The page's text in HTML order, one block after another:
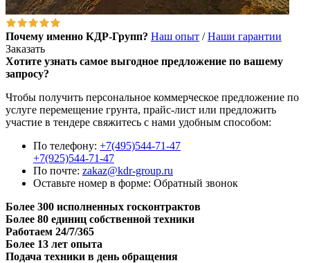
Почему именно КДР-Групп? Наш опыт /Наши гарантии
Заказать
Хотите узнать самое выгодное предложение по вашему
запросу?
Чтобы получить персональное коммерческое предложение по
услуге перемещение грунта, прайс-лист или предложить
участие в тендере свяжитесь с нами удобным способом:
По телефону: +7(495)544-71-47
+7(925)544-71-47
По почте: zakaz@kdr-group.ru
Оставьте номер в форме: Обратный звонок
Более 300 исполненных госконтрактов
Более 80 единиц собственной техники
Работаем 24/7/365
Более 13 лет опыта
Подача техники в день обращения